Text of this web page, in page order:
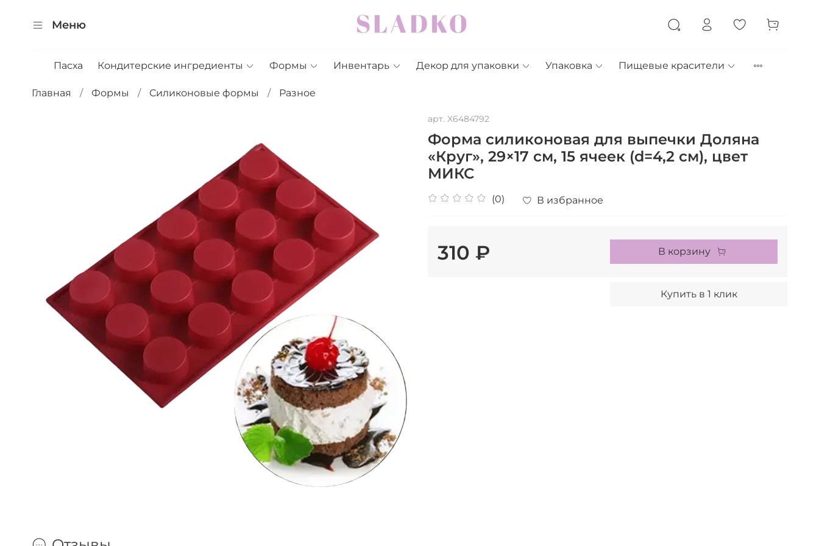
Меню
Пасха Кондитерские ингредиенты Формы Инвентарь Декор для упаковки Упаковка Пищевые красители
Главная Формы Силиконовые формы Разное
арт. X6484792
Форма силиконовая для выпечки Доляна
«Круг», 29×17 см, 15 ячеек (d=4,2 см), цвет
МИКС
(0) В избранное
310 ₽ В корзину
Купить в 1 клик